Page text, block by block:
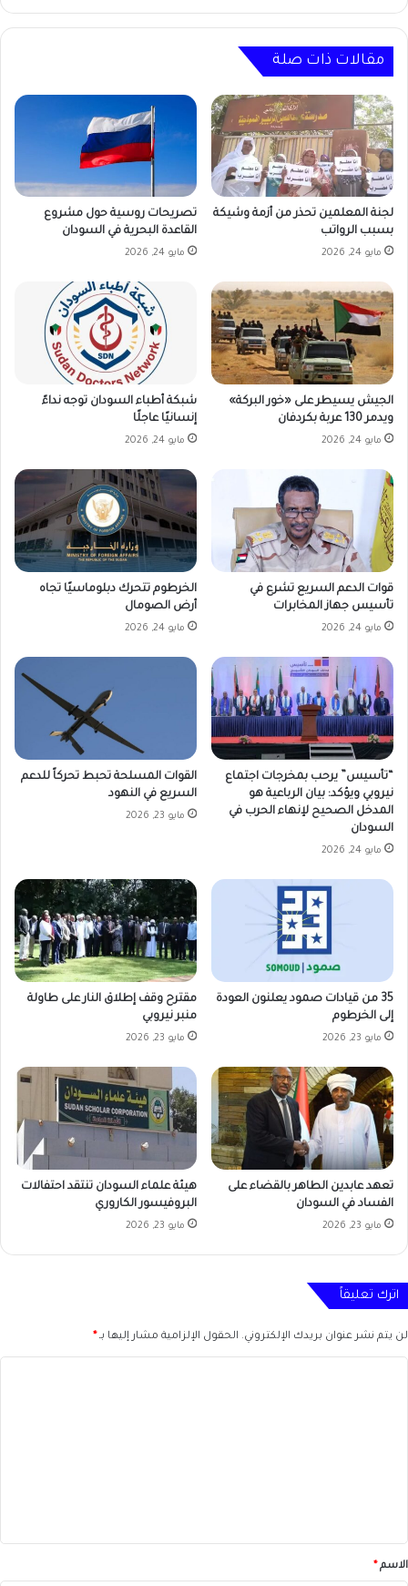
الطوعية
المجانية
مقالات ذات صلة
لجنة المعلمين تحذر من أزمة وشيكة
بسبب الرواتب
مايو 24, 2026
تصريحات روسية حول مشروع
القاعدة البحرية في السودان
مايو 24, 2026
الجيش يسيطر على «خور البركة»
ويدمر 130 عربة بكردفان
مايو 24, 2026
شبكة أطباء السودان توجه نداءً
إنسانيًا عاجلًا
مايو 24, 2026
قوات الدعم السريع تشرع في
تأسيس جهاز المخابرات
مايو 24, 2026
الخرطوم تتحرك دبلوماسيًا تجاه
أرض الصومال
مايو 24, 2026
“تأسيس” يرحب بمخرجات اجتماع
نيروبي ويؤكد: بيان الرباعية هو
المدخل الصحيح لإنهاء الحرب في
السودان
مايو 24, 2026
القوات المسلحة تحبط تحركاً للدعم
السريع في النهود
مايو 23, 2026
35 من قيادات صمود يعلنون العودة
إلى الخرطوم
مايو 23, 2026
مقترح وقف إطلاق النار على طاولة
منبر نيروبي
مايو 23, 2026
تعهد عابدين الطاهر بالقضاء على
الفساد في السودان
مايو 23, 2026
هيئة علماء السودان تنتقد احتفالات
البروفيسور الكاروري
مايو 23, 2026
اترك تعليقاً
لن يتم نشر عنوان بريدك الإلكتروني. الحقول الإلزامية مشار إليها بـ*
*الاسم*